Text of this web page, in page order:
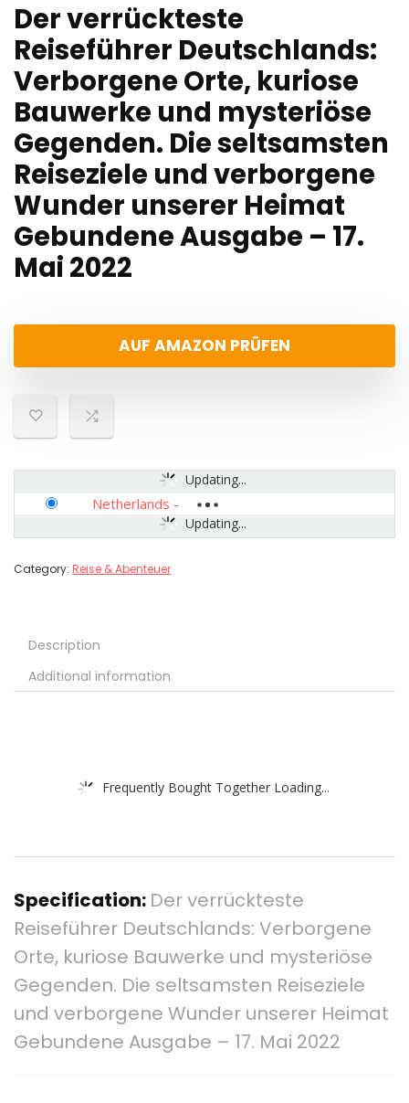
Der verrückteste
Reiseführer Deutschlands:
Verborgene Orte, kuriose
Bauwerke und mysteriöse
Gegenden. Die seltsamsten
Reiseziele und verborgene
Wunder unserer Heimat
Gebundene Ausgabe – 17.
Mai 2022
AUF AMAZON PRÜFEN
Updating...
Updating...
Netherlands -
Category: Reise & Abenteuer
Description
Additional information
Frequently Bought Together Loading...
Specification: Der verrückteste
Reiseführer Deutschlands: Verborgene
Orte, kuriose Bauwerke und mysteriöse
Gegenden. Die seltsamsten Reiseziele
und verborgene Wunder unserer Heimat
Gebundene Ausgabe – 17. Mai 2022